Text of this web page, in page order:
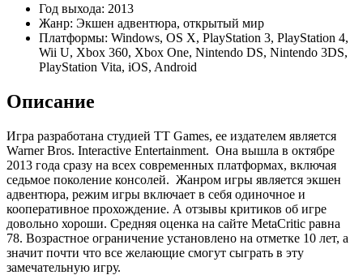
Год выхода: 2013
Жанр: Экшен адвентюра, открытый мир
Платформы: Windows, OS X, PlayStation 3, PlayStation 4,
Wii U, Xbox 360, Xbox One, Nintendo DS, Nintendo 3DS,
PlayStation Vita, iOS, Android
Описание
Игра разработана студией TT Games, ее издателем является
Warner Bros. Interactive Entertainment. Она вышла в октябре
2013 года сразу на всех современных платформах, включая
седьмое поколение консолей. Жанром игры является экшен
адвентюра, режим игры включает в себя одиночное и
кооперативное прохождение. А отзывы критиков об игре
довольно хороши. Средняя оценка на сайте MetaCritic равна
78. Возрастное ограничение установлено на отметке 10 лет, а
значит почти что все желающие смогут сыграть в эту
замечательную игру.